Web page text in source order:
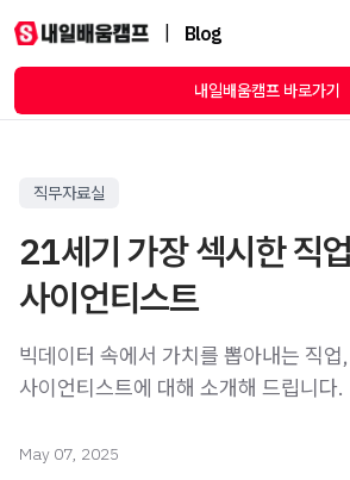
Blog
내일배움캠프 바로가기
직무자료실
21세기 가장 섹시한 직
사이언티스트
빅데이터 속에서 가치를 뽑아내는 직업
사이언티스트에 대해 소개해 드립니다.
May 07, 2025